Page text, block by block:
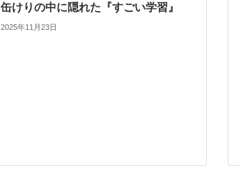
缶けりの中に隠れた『すごい学習』
2025年11月23日